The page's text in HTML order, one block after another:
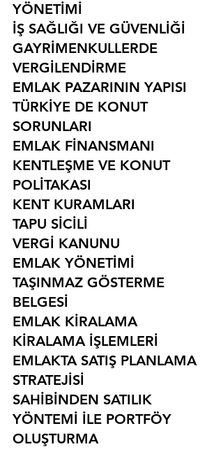
YÖNETİMİ
İŞ SAĞLIĞI VE GÜVENLİĞİ
GAYRİMENKULLERDE
VERGİLENDİRME
EMLAK PAZARININ YAPISI
TÜRKİYE DE KONUT
SORUNLARI
EMLAK FİNANSMANI
KENTLEŞME VE KONUT
POLİTAKASI
KENT KURAMLARI
TAPU SİCİLİ
VERGİ KANUNU
EMLAK YÖNETİMİ
TAŞINMAZ GÖSTERME
BELGESİ
EMLAK KİRALAMA
KİRALAMA İŞLEMLERİ
EMLAKTA SATIŞ PLANLAMA
STRATEJİSİ
SAHİBİNDEN SATILIK
YÖNTEMİ İLE PORTFÖY
OLUŞTURMA